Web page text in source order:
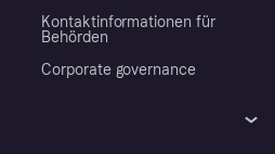
Kontaktinformationen für
Behörden
Corporate governance